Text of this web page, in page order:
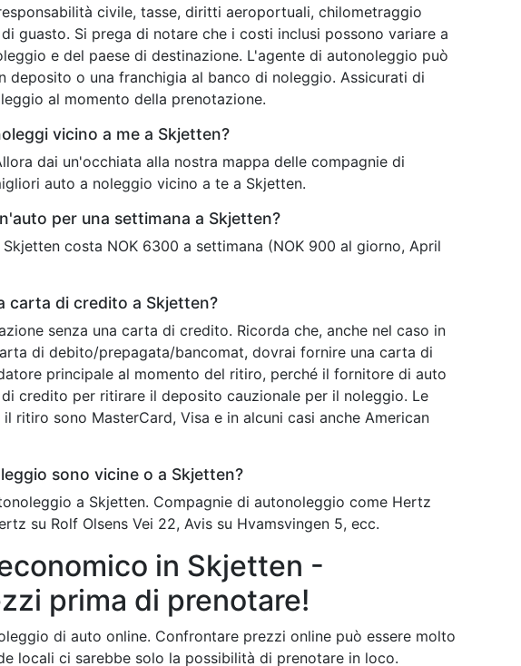
civile, tasse, diritti aeroportuali, chilometraggio
guasto. Si prega di notare che i costi inclusi possono variare a
e del paese di destinazione. L'agente di autonoleggio può
deposito o una franchigia al banco di noleggio. Assicurati di
al momento della prenotazione.
vicino a me a Skjetten?
dai un'occhiata alla nostra mappa delle compagnie di
auto a noleggio vicino a te a Skjetten.
per una settimana a Skjetten?
costa NOK 6300 a settimana (NOK 900 al giorno, April
carta di credito a Skjetten?
senza una carta di credito. Ricorda che, anche nel caso in
di debito/prepagata/bancomat, dovrai fornire una carta di
principale al momento del ritiro, perché il fornitore di auto
credito per ritirare il deposito cauzionale per il noleggio. Le
ritiro sono MasterCard, Visa e in alcuni casi anche American
sono vicine o a Skjetten?
a Skjetten. Compagnie di autonoleggio come Hertz
su Rolf Olsens Vei 22, Avis su Hvamsvingen 5, ecc.
in Skjetten -
prima di prenotare!
di auto online. Confrontare prezzi online può essere molto
locali ci sarebbe solo la possibilità di prenotare in loco.